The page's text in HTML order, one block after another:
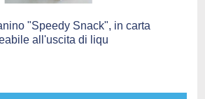
"Speedy Snack", in carta
all'uscita di liqu